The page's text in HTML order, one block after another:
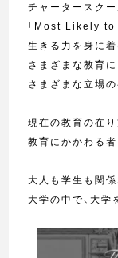
チャータースク
「Most Likely to
生きる力を身に
さまざまな教育
さまざまな立場の
現在の教育の在り
教育にかかわる者
大人も学生も関係
大学の中で、大学